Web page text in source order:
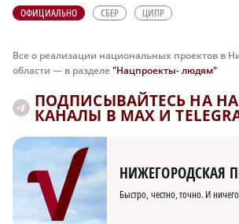
ОФИЦИАЛЬНО СБЕР ЦИПР
Все о реализации национальных проектов в
области — в разделе"Нацпроекты- людям"
ПОДПИСЫВАЙТЕСЬ НА
КАНАЛЫ В MAX И
НИЖЕГОРОДСКАЯ
Быстро, честно, точно. И